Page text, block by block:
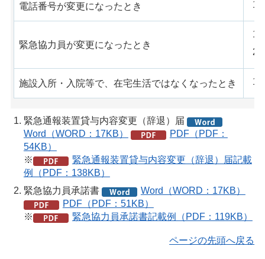
電話番号が変更になったとき
緊急協力員が変更になったとき
施設入所・入院等で、在宅生活ではなくなったとき
緊急通報装置貸与内容変更（辞退）届
Word（WORD：17KB）
PDF（PDF：
54KB）
※
緊急通報装置貸与内容変更（辞退）届記載
例（PDF：138KB）
緊急協力員承諾書
Word（WORD：17KB）
PDF（PDF：51KB）
※
緊急協力員承諾書記載例（PDF：119KB）
ページの先頭へ戻る